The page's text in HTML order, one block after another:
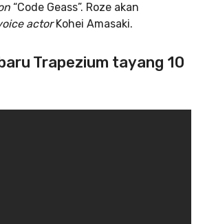
“Code Geass”. Roze akan
actorKohei Amasaki.
Trapezium tayang 10